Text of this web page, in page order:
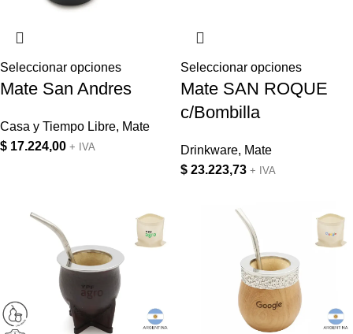
Seleccionar opciones
Mate San Andres
Casa y Tiempo Libre, Mate
$ 17.224,00 + IVA
Seleccionar opciones
Mate SAN ROQUE
c/Bombilla
Drinkware, Mate
$ 23.223,73 + IVA